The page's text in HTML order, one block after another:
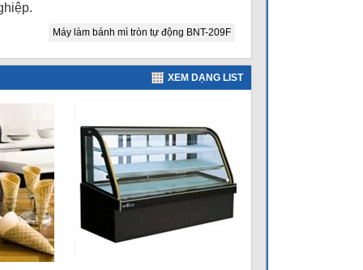
Máy làm bánh mì tròn tự động BNT-209F
XEM DẠNG LIST